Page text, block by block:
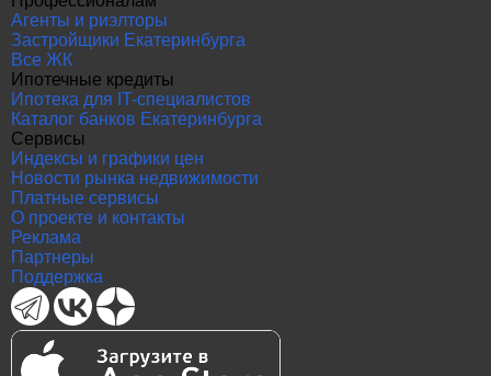
Агенты и риэлторы
Застройщики Екатеринбурга
Все ЖК
Ипотечные кредиты
Ипотека для IT-специалистов
Каталог банков Екатеринбурга
Сервисы
Индексы и графики цен
Новости рынка недвижимости
Платные сервисы
О проекте и контакты
Реклама
Партнеры
Поддержка